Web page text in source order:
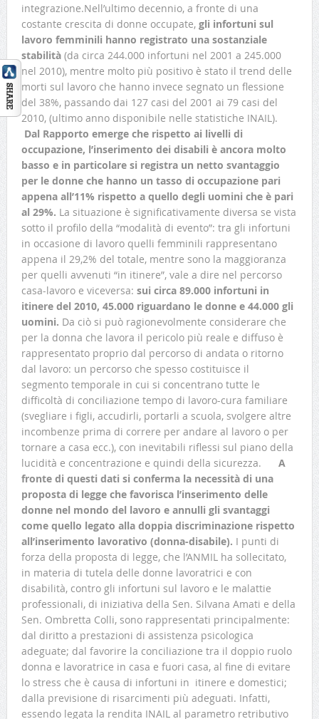
integrazione.Nell’ultimo decennio, a fronte di una
costante crescita di donne occupate, gli infortuni sul
lavoro femminili hanno registrato una sostanziale
stabilità(da circa 244.000 infortuni nel 2001 a 245.000
nel 2010), mentre molto più positivo è stato il trend delle
morti sul lavoro che hanno invece segnato un flessione
del 38%, passando dai 127 casi del 2001 ai 79 casi del
2010, (ultimo anno disponibile nelle statistiche INAIL).
Dal Rapporto emerge che rispetto ai livelli di
occupazione, l’inserimento dei disabili è ancora molto
basso e in particolare si registra un netto svantaggio
per le donne che hanno un tasso di occupazione pari
appena all’11% rispetto a quello degli uomini che è pari
al 29%. La situazione è significativamente diversa se vista
sotto il profilo della “modalità di evento”: tra gli infortuni
in occasione di lavoro quelli femminili rappresentano
appena il 29,2% del totale, mentre sono la maggioranza
per quelli avvenuti “in itinere”, vale a dire nel percorso
casa-lavoro e viceversa: sui circa 89.000 infortuni in
itinere del 2010, 45.000 riguardano le donne e 44.000 gli
uomini. Da ciò si può ragionevolmente considerare che
per la donna che lavora il pericolo più reale e diffuso è
rappresentato proprio dal percorso di andata o ritorno
dal lavoro: un percorso che spesso costituisce il
segmento temporale in cui si concentrano tutte le
difficoltà di conciliazione tempo di lavoro-cura familiare
(svegliare i figli, accudirli, portarli a scuola, svolgere altre
incombenze prima di correre per andare al lavoro o per
tornare a casa ecc.), con inevitabili riflessi sul piano della
lucidità e concentrazione e quindi della sicurezza.
A
fronte di questi dati si conferma la necessità di una
proposta di legge che favorisca l’inserimento delle
donne nel mondo del lavoro e annulli gli svantaggi
come quello legato alla doppia discriminazione rispetto
all’inserimento lavorativo (donna-disabile). I punti di
forza della proposta di legge, che l’ANMIL ha sollecitato,
in materia di tutela delle donne lavoratrici e con
disabilità, contro gli infortuni sul lavoro e le malattie
professionali, di iniziativa della Sen. Silvana Amati e della
Sen. Ombretta Colli, sono rappresentati principalmente:
dal diritto a prestazioni di assistenza psicologica
adeguate; dal favorire la conciliazione tra il doppio ruolo
donna e lavoratrice in casa e fuori casa, al fine di evitare
lo stress che è causa di infortuni in itinere e domestici;
dalla previsione di risarcimenti più adeguati. Infatti,
essendo legata la rendita INAIL al parametro retributivo